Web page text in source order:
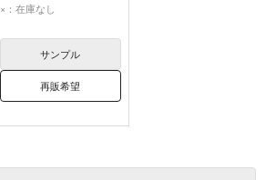
×：在庫なし
サンプル
再販希望